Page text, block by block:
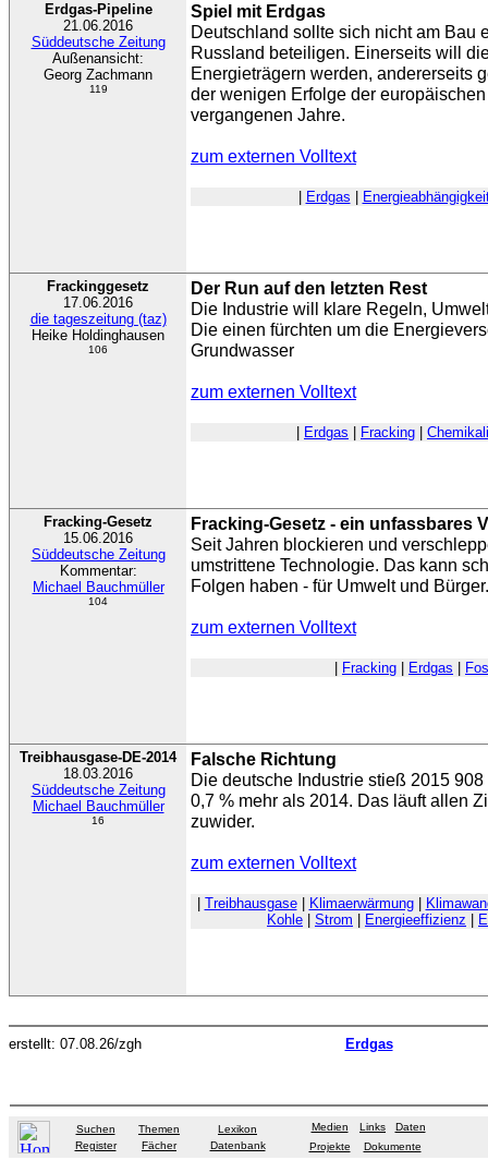
Erdgas-Pipeline
21.06.2016
Süddeutsche Zeitung
Außenansicht:
Georg Zachmann
119
Spiel mit Erdgas
Deutschland sollte sich nicht am Bau
Russland beteiligen. Einerseits will
Energieträgern werden, andererseits
der wenigen Erfolge der
vergangenen Jahre.
zum externen Volltext
Erdgas
Frackinggesetz
17.06.2016
die tageszeitung (taz)
Heike Holdinghausen
106
Der Run auf den letzten Rest
Die Industrie will klare Regeln,
Die einen fürchten um die
Grundwasser
zum externen Volltext
Erdgas Fracking
Fracking-Gesetz
15.06.2016
Süddeutsche Zeitung
Kommentar:
Michael Bauchmüller
104
Fracking-Gesetz - ein unfassbares
Seit Jahren blockieren und
umstrittene Technologie. Das kann
Folgen haben - für Umwelt und Bürger.
zum externen Volltext
Fracking Erdgas
Treibhausgase-DE-2014
18.03.2016
Süddeutsche Zeitung
Michael Bauchmüller
16
Falsche Richtung
Die deutsche Industrie stieß 2015 908
0,7 % mehr als 2014. Das läuft allen
zuwider.
zum externen Volltext
Treibhausgase| Klimaerwärmung|
Kohle
Strom Energieeffizienz
erstellt: 07.08.26/zgh Erdgas
Suchen Themen
Lexikon
Register
Fächer Datenbank
Medien Links
Daten
Projekte
Dokumente